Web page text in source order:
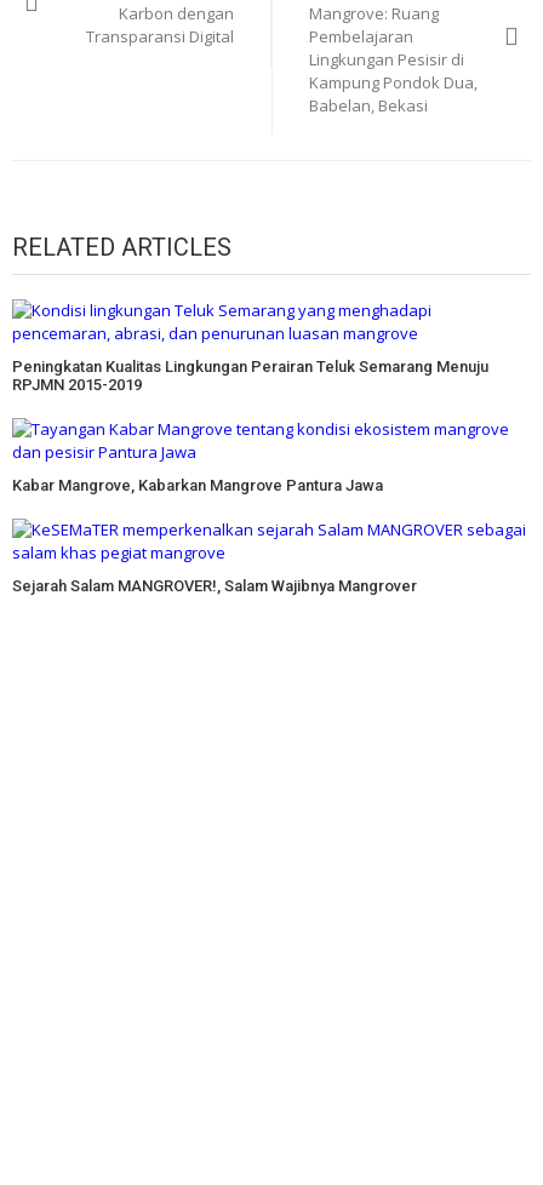
Karbon dengan
Transparansi Digital
Mangrove: Ruang
Pembelajaran
Lingkungan Pesisir di
Kampung Pondok Dua,
Babelan, Bekasi
RELATED ARTICLES
Peningkatan Kualitas Lingkungan Perairan Teluk Semarang Menuju
RPJMN 2015-2019
Kabar Mangrove, Kabarkan Mangrove Pantura Jawa
Sejarah Salam MANGROVER!, Salam Wajibnya Mangrover